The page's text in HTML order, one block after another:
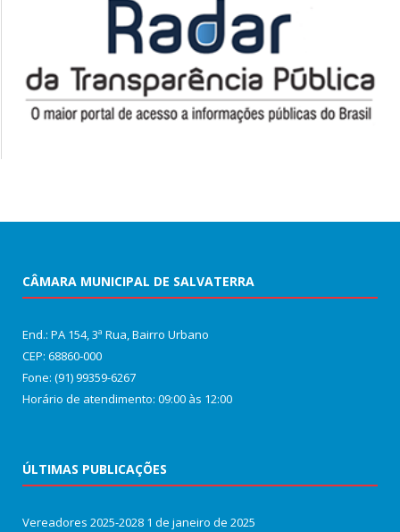
CÂMARA MUNICIPAL DE SALVATERRA
End.: PA 154, 3ª Rua, Bairro Urbano
CEP: 68860‑000
Fone: (91) 99359-6267
Horário de atendimento: 09:00 às 12:00
ÚLTIMAS PUBLICAÇÕES
Vereadores 2025-2028 1 de janeiro de 2025